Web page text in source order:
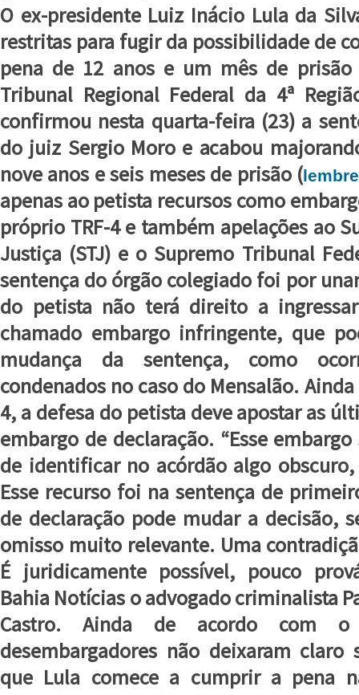
O ex-presidente Luiz Inácio Lula da
restritas para fugir da possibilidade de
pena de 12 anos e um mês de
Tribunal Regional Federal da 4ª
confirmou nesta quarta-feira (23) a
do juiz Sergio Moro e acabou
nove anos e seis meses de prisão (
apenas ao petista recursos como
próprio TRF-4 e também apelações ao
Justiça (STJ) e o Supremo Tribunal
sentença do órgão colegiado foi por
do petista não terá direito a
chamado embargo infringente, que
mudança da sentença, como
condenados no caso do Mensalão.
4, a defesa do petista deve apostar as
embargo de declaração. “Esse
de identificar no acórdão algo
Esse recurso foi na sentença de
de declaração pode mudar a decisão,
omisso muito relevante. Uma
É juridicamente possível, pouco
Bahia Notícias o advogado criminalista
Castro. Ainda de acordo com o
desembargadores não deixaram claro
que Lula comece a cumprir a pena